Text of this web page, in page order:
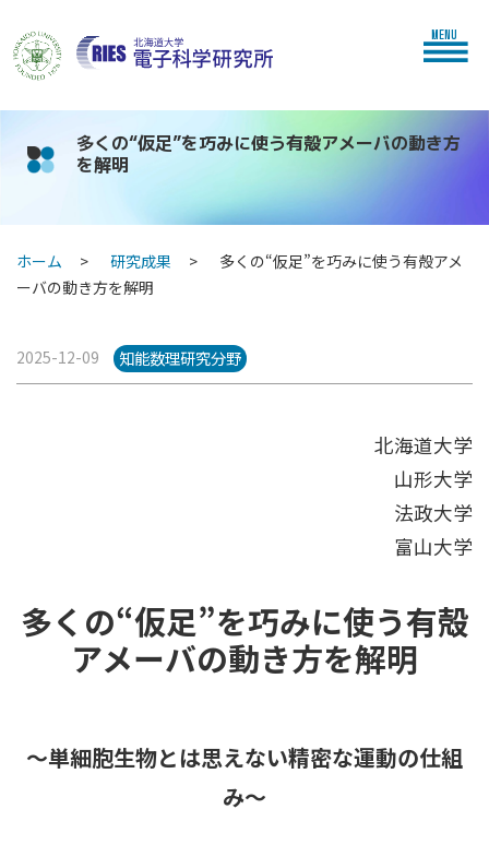
MENU
多くの“仮足”を巧みに使う有殻アメーバの動き方
を解明
ホーム 研究成果
多くの“仮足”を巧みに使う有殻アメ
ーバの動き方を解明
2025-12-09 知能数理研究分野
北海道大学
山形大学
法政大学
富山大学
多くの“仮足”を巧みに使う有殻
アメーバの動き方を解明
～単細胞生物とは思えない精密な運動の仕組
み～